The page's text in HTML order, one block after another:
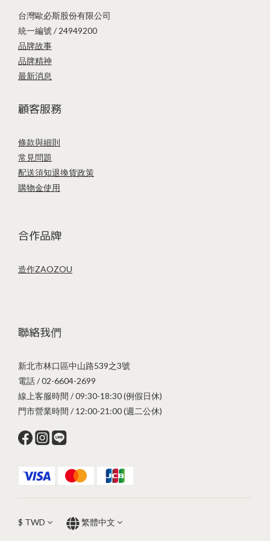
台灣歐必斯股份有限公司
統一編號 / 24949200
品牌故事
品牌精神
最新消息
顧客服務
條款與細則
常見問題
配送須知退換貨政策
購物金使用
合作品牌
造作ZAOZOU
聯絡我們
新北市林口區中山路539之3號
電話 / 02-6604-2699
線上客服時間 / 09:30-18:30 (例假日休)
門市營業時間 / 12:00-21:00 (週二公休)
$ TWD 繁體中文